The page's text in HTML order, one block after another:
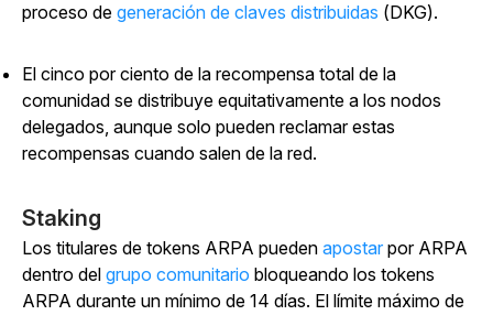
proceso de generación de claves distribuidas (DKG).
El cinco por ciento de la recompensa total de la
comunidad se distribuye equitativamente a los nodos
delegados, aunque solo pueden reclamar estas
recompensas cuando salen de la red.
Staking
Los titulares de tokens ARPA pueden apostar por ARPA
dentro del grupo comunitario bloqueando los tokens
ARPA durante un mínimo de 14 días. El límite máximo de